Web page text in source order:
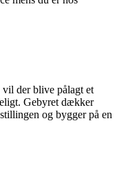
vil der blive pålagt et
Gebyret dækker
og bygger på en